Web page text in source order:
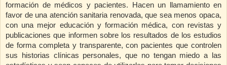
formación de médicos y pacientes. Hacen un llamamiento en
favor de una atención sanitaria renovada, que sea menos opaca,
con una mejor educación y formación médica, con revistas y
publicaciones que informen sobre los resultados de los estudios
de forma completa y transparente, con pacientes que controlen
sus historias clínicas personales, que no tengan miedo a las